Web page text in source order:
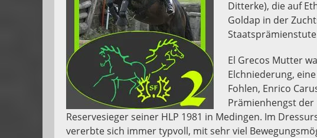
Ditterke), die auf
Goldap in der
El Grecos Mutter
Elchniederung,
Fohlen, Enrico
Prämienhengst
Reservesieger seiner HLP 1981 in Medingen. Im
vererbte sich immer typvoll, mit sehr viel